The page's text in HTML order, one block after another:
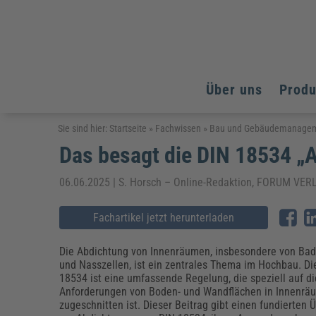
Über uns
Arbeitsschutz
Fachpublikationen & Arbeitshilfen
Arbeitssicherheit & Gesundheitsschutz
Brandschutz
Weiterbildungen (AKADEMIE HERKERT)
Assistenz & Office-Management
Baurecht & Architektenrecht
Energieoptimiertes & klimaneutrales Bauen
Fachpublikationen & Arbeitshilfen
Kinderschutz, Jugendhilfe & Inklusion
Datenschutz & IT-Recht
Datenschutz & IT-Sicherheit
Elektrosicherheit
Elektrosicherheit & Elektrotechnik
Energie und Umwelt
Fachpublikationen & Arbeitshilfen
Weiterbildungen (AKADEMIE HERKERT)
Arbeitsschutz
Bildung und Erziehung
Energie und Umwelt
Kommunales
Reisekosten und Finanzen
Arbeitsschutz
Bildung und Erziehung
Energie und Umwelt
Kommunales
Reisekosten und Finanzen
Sie sind hier: Startseite » Fachwissen » Bau und
Das besagt die DIN 18534
06.06.2025 | S. Horsch – Online-Redaktion, FORUM
Fachartikel jetzt herunterladen
Die Abdichtung von Innenräumen, insbesondere von
und Nasszellen, ist ein zentrales Thema im Hochbau.
18534 ist eine umfassende Regelung, die speziell auf
Anforderungen von Boden- und Wandflächen in
zugeschnitten ist. Dieser Beitrag gibt einen fundierten